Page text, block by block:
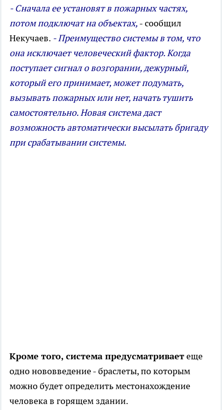
- Сначала ее установят в пожарных частях,
потом подключат на объектах, - сообщил
Некучаев. - Преимущество системы в том, что
она исключает человеческий фактор. Когда
поступает сигнал о возгорании, дежурный,
который его принимает, может подумать,
вызывать пожарных или нет, начать тушить
самостоятельно. Новая система даст
возможность автоматически высылать бригаду
при срабатывании системы.
Кроме того, система предусматриваетеще
одно нововведение - браслеты, по которым
можно будет определить местонахождение
человека в горящем здании.